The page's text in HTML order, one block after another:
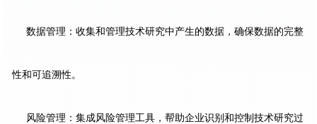
数据管理：收集和管理技术研究中产生的数据，确保数据的完整
性和可追溯性。
风险管理：集成风险管理工具，帮助企业识别和控制技术研究过